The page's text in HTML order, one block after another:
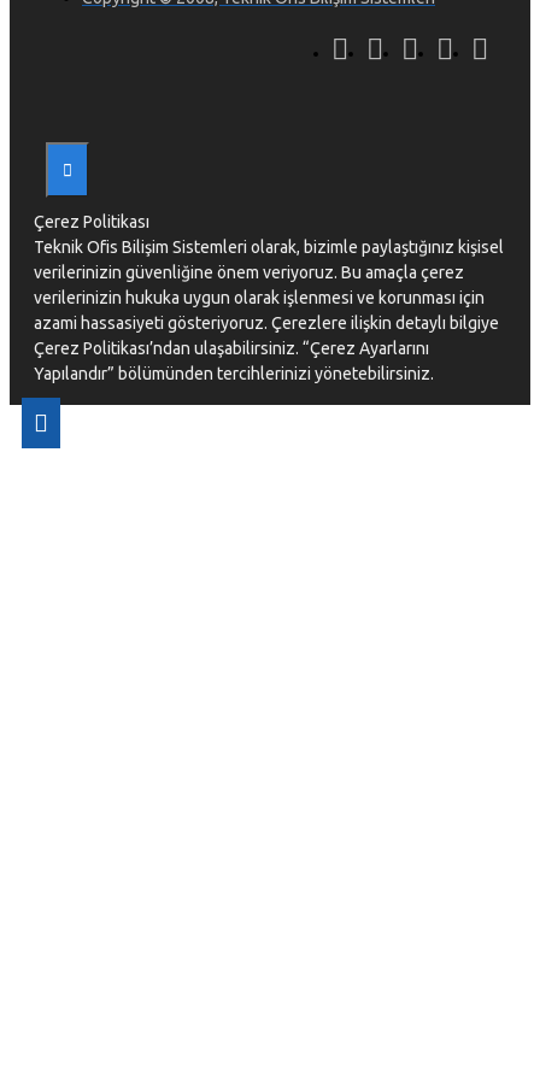
Çerez Politikası
Teknik Ofis Bilişim Sistemleri olarak, bizimle paylaştığınız kişisel
verilerinizin güvenliğine önem veriyoruz. Bu amaçla çerez
verilerinizin hukuka uygun olarak işlenmesi ve korunması için
azami hassasiyeti gösteriyoruz. Çerezlere ilişkin detaylı bilgiye
Çerez Politikası’ndan ulaşabilirsiniz. “Çerez Ayarlarını
Yapılandır” bölümünden tercihlerinizi yönetebilirsiniz.